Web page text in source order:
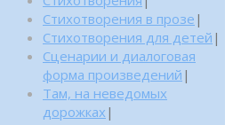
Стихотворения в прозе |
Стихотворения для детей |
Сценарии и диалоговая
форма произведений |
Там, на неведомых
дорожках |